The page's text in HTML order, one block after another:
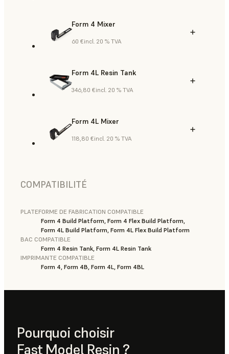
Form 4 Mixer
60 €incl. 20 % TVA
Form 4L Resin Tank
346,80 €incl. 20 % TVA
Form 4L Mixer
118,80 €incl. 20 % TVA
COMPATIBILITÉ
PLATEFORME DE FABRICATION COMPATIBLE
Form 4 Build Platform, Form 4 Flex Build Platform,
Form 4L Build Platform, Form 4L Flex Build Platform
BAC COMPATIBLE
Form 4 Resin Tank, Form 4L Resin Tank
IMPRIMANTE COMPATIBLE
Form 4, Form 4B, Form 4L, Form 4BL
Pourquoi choisir
Fast Model Resin ?